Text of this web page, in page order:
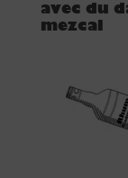
avec du
mezcal